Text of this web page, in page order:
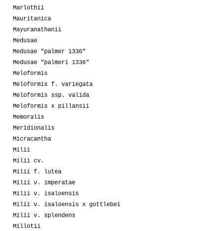
Marlothii
Mauritanica
Mayuranathanii
Medusae
Medusae "palmer 1336"
Medusae "palmeri 1336"
Meloformis
Meloformis f. variegata
Meloformis ssp. valida
Meloformis x pillansii
Memoralis
Meridionalis
Micracantha
Milii
Milii cv.
Milii f. lutea
Milii v. imperatae
Milii v. isaloensis
Milii v. isaloensis x gottlebei
Milii v. splendens
Millotii